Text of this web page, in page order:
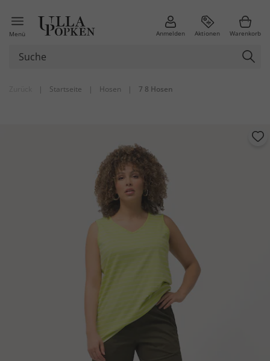
Menü Anmelden Aktionen Warenkorb
| Startseite | Hosen | 7 8 Hosen